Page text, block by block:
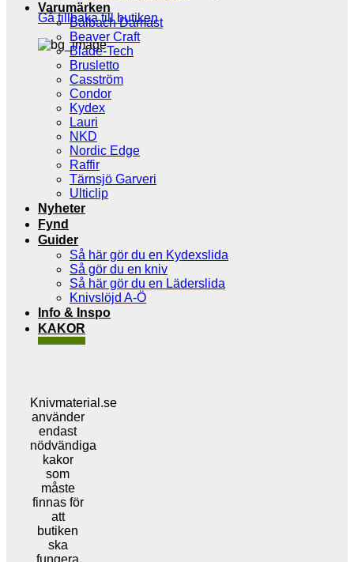
Gå tillbaka till butiken
Varumärken
Balbach Damast
Beaver Craft
Blade-Tech
Brusletto
Casström
Condor
Kydex
Lauri
NKD
Nordic Edge
Raffir
Tärnsjö Garveri
Ulticlip
Nyheter
Fynd
Guider
Så här gör du en Kydexslida
Så gör du en kniv
Så här gör du en Läderslida
Knivslöjd A-Ö
Info & Inspo
KAKOR
Knivmaterial.se
använder
endast
nödvändiga
kakor
som
måste
finnas för
att
butiken
ska